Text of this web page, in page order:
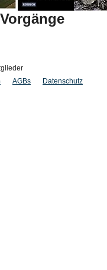
AGBs Datenschutz